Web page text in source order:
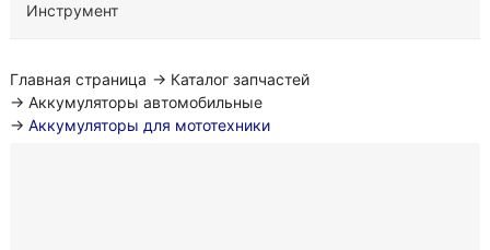
Инструмент
Главная страница → Каталог запчастей
→ Аккумуляторы автомобильные
→ Аккумуляторы для мототехники